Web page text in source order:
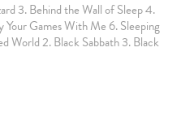
3. Behind the Wall of Sleep 4.
Games With Me 6. Sleeping
World 2. Black Sabbath 3. Black